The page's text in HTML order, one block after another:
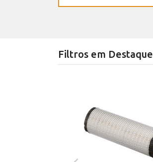
Filtros em Destaque